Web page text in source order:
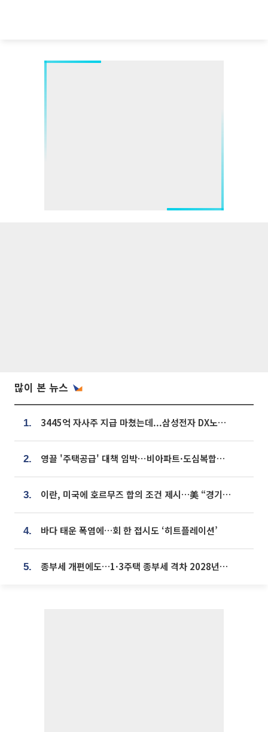
많이 본 뉴스
1. 3445억 자사주 지급 마쳤는데...삼성전자 DX노조, 뒤늦은 '떼쓰기 집회'
2. 영끌 '주택공급' 대책 임박⋯비아파트·도심복합까지 총동원
3. 이란, 미국에 호르무즈 합의 조건 제시…美 “경기 아직 안 끝나” [종합]
4. 바다 태운 폭염에…회 한 접시도 ‘히트플레이션’
5. 종부세 개편에도…1·3주택 종부세 격차 2028년부터 확대